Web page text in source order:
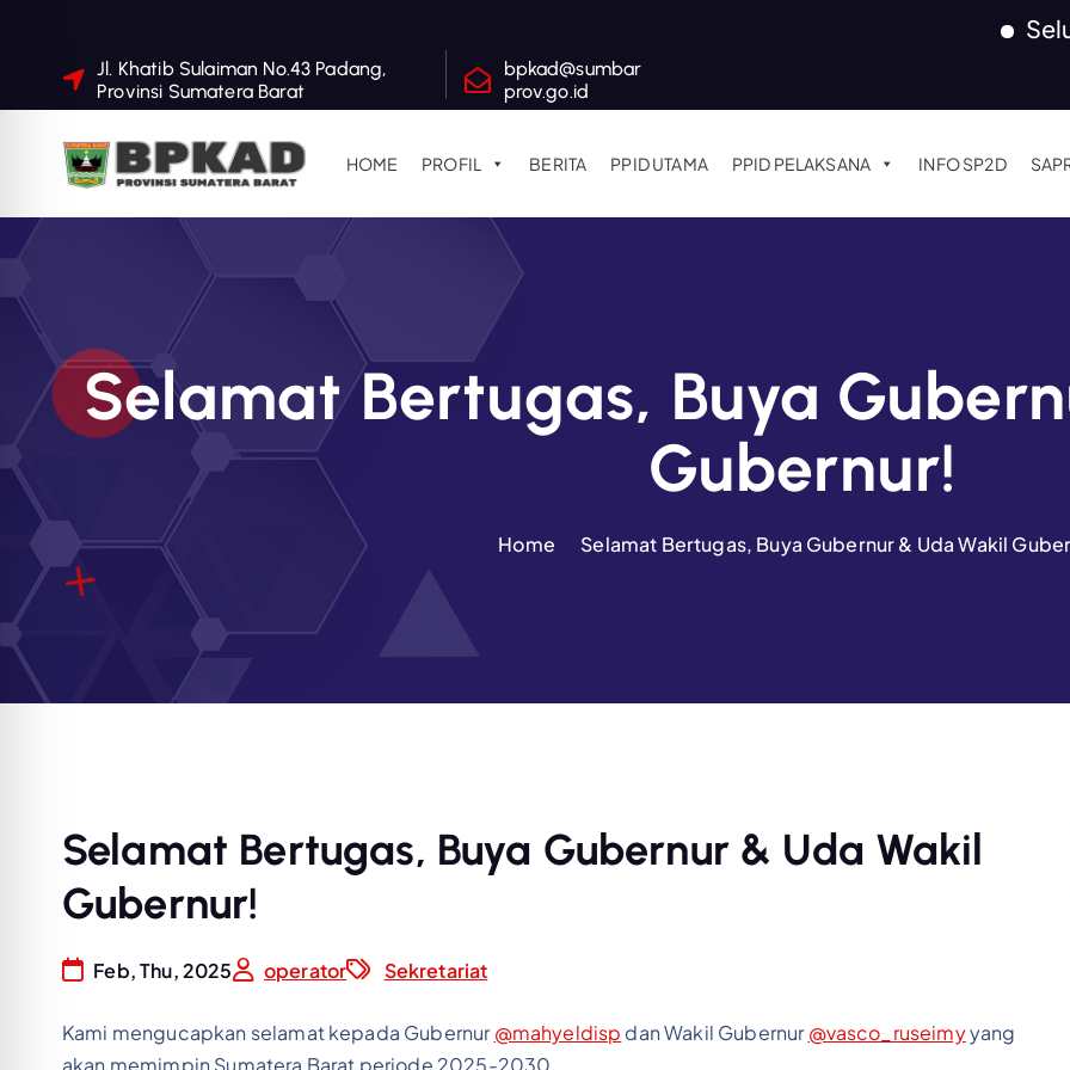
c
Jl. Khatib Sulaiman No.43 Padang,
Provinsi Sumatera Barat
bpkad@sumbar
prov.go.id
HOME PROFIL BERITA PPID UTAMA PPID PELAKSANA INFO SP2D
Selamat Bertugas, Buya
Gubernur!
Home Selamat Bertugas, Buya Gubernur & Uda Wakil
Selamat Bertugas, Buya Gubernur & Uda Wakil
Gubernur!
Feb, Thu, 2025 operator Sekretariat
Kami mengucapkan selamat kepada Gubernur@mahyeldisp dan Wakil Gubernur@vasco_ruseimyyang
akan memimpin Sumatera Barat periode 2025-2030.